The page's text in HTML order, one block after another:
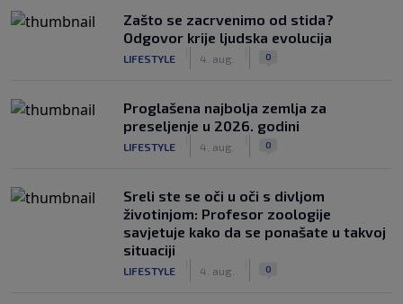
Zašto se zacrvenimo od stida?
Odgovor krije ljudska evolucija
LIFESTYLE 4. aug. 0
Proglašena najbolja zemlja za
preseljenje u 2026. godini
LIFESTYLE 4. aug. 0
Sreli ste se oči u oči s divljom
životinjom: Profesor zoologije
savjetuje kako da se ponašate u takvoj
situaciji
LIFESTYLE 4. aug. 0